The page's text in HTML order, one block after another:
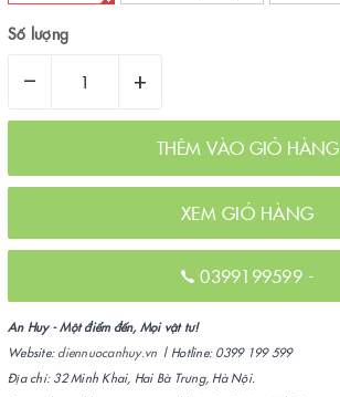
Số lượng
– +
THÊM VÀO GIỎ HÀNG
XEM GIỎ HÀNG
0399199599 -
An Huy - Một điểm đến, Mọi vật tư!
Website: diennuocanhuy.vn | Hotline: 0399 199 599
Địa chỉ: 32 Minh Khai, Hai Bà Trưng, Hà Nội.